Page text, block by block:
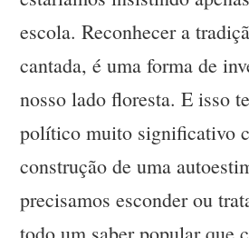
escola. Reconhecer a
cantada, é uma forma de
nosso lado floresta. E isso
político muito significativo
construção de uma
precisamos esconder ou